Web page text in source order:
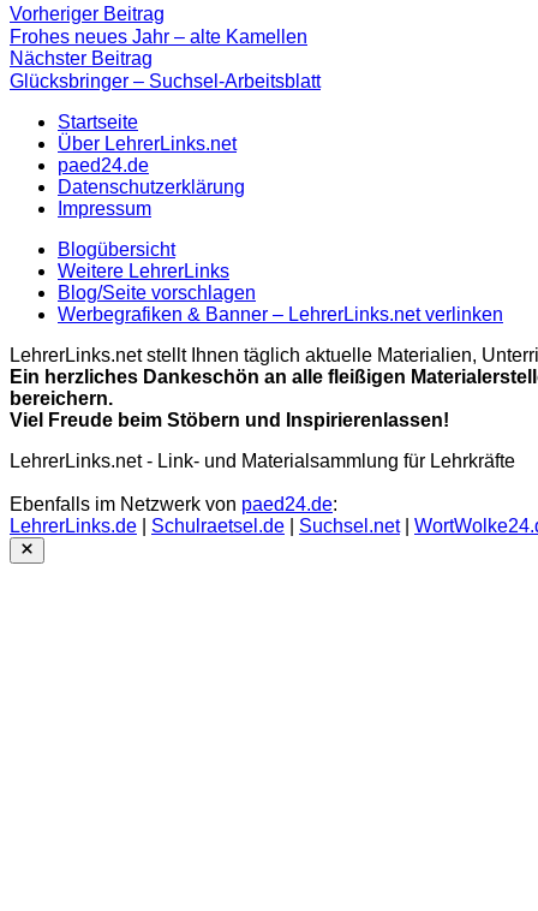
Beitragsnavigation
Vorheriger Beitrag
Beitrag:
Frohes neues Jahr – alte Kamellen
Nächster Beitrag
Beitrag
Glücksbringer – Suchsel-Arbeitsblatt
Startseite
Über LehrerLinks.net
paed24.de
Datenschutzerklärung
Impressum
Blogübersicht
Weitere LehrerLinks
Blog/Seite vorschlagen
Werbegrafiken & Banner – LehrerLinks.net verlinken
LehrerLinks.net stellt Ihnen täglich aktuelle Materialien,
Ein herzliches Dankeschön an alle fleißigen
bereichern.
Viel Freude beim Stöbern und Inspirierenlassen!
LehrerLinks.net - Link- und Materialsammlung für Lehrkräfte
Ebenfalls im Netzwerk von paed24.de:
LehrerLinks.de
Schulraetsel.de Suchsel.net|
Close